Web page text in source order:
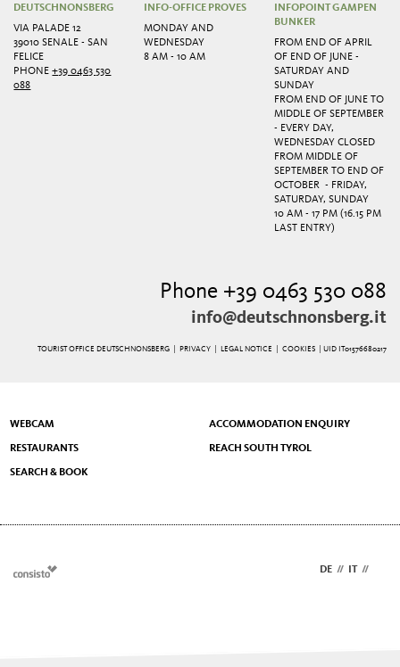
DEUTSCHNONSBERG
VIA PALADE 12
39010 SENALE - SAN
FELICE
PHONE+39 0463 530
088
INFO-OFFICE PROVES
MONDAY AND
WEDNESDAY
8 AM - 10 AM
INFOPOINT GAMPEN
BUNKER
FROM END OF APRIL
OF END OF JUNE -
SATURDAY AND
SUNDAY
FROM END OF JUNE TO
MIDDLE OF SEPTEMBER
- EVERY DAY,
WEDNESDAY CLOSED
FROM MIDDLE OF
SEPTEMBER TO END OF
OCTOBER - FRIDAY,
SATURDAY, SUNDAY
10 AM - 17 PM (16.15 PM
LAST ENTRY)
Phone +39 0463 530 088
info@deutschnonsberg.it
TOURIST OFFICE DEUTSCHNONSBERG | PRIVACY| LEGAL NOTICE COOKIES | UID IT01576680217
WEBCAM ACCOMMODATION ENQUIRY
RESTAURANTS REACH SOUTH TYROL
SEARCH & BOOK
DE // IT //